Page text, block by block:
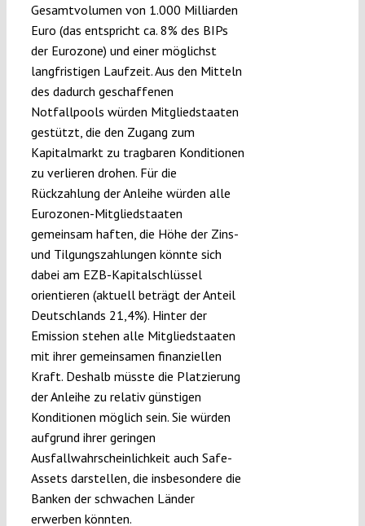
Gesamtvolumen von 1.000 Milliarden
Euro (das entspricht ca. 8% des BIPs
der Eurozone) und einer möglichst
langfristigen Laufzeit. Aus den Mitteln
des dadurch geschaffenen
Notfallpools würden Mitgliedstaaten
gestützt, die den Zugang zum
Kapitalmarkt zu tragbaren Konditionen
zu verlieren drohen. Für die
Rückzahlung der Anleihe würden alle
Eurozonen-Mitgliedstaaten
gemeinsam haften, die Höhe der Zins-
und Tilgungszahlungen könnte sich
dabei am EZB-Kapitalschlüssel
orientieren (aktuell beträgt der Anteil
Deutschlands 21,4%). Hinter der
Emission stehen alle Mitgliedstaaten
mit ihrer gemeinsamen finanziellen
Kraft. Deshalb müsste die Platzierung
der Anleihe zu relativ günstigen
Konditionen möglich sein. Sie würden
aufgrund ihrer geringen
Ausfallwahrscheinlichkeit auch Safe-
Assets darstellen, die insbesondere die
Banken der schwachen Länder
erwerben könnten.